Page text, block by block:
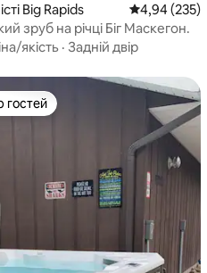
Big Rapids Середня
4,94 (235)
зруб на річці Біг Маскегон.
якість · Задній двір
гостей
гостей